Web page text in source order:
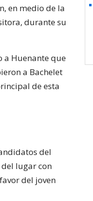
en medio de la
durante su
a Huenante que
a Bachelet
de esta
del
lugar con
del joven